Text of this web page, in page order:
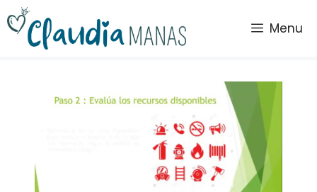
Saltar
al
contenido
Menu